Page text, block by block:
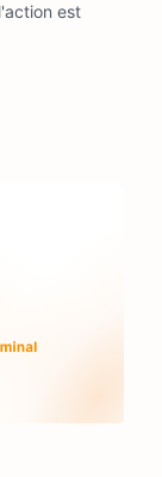
est